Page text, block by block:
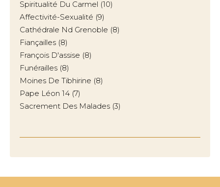
Spiritualité Du Carmel (10)
Affectivité-Sexualité (9)
Cathédrale Nd Grenoble (8)
Fiançailles (8)
François D'assise (8)
Funérailles (8)
Moines De Tibhirine (8)
Pape Léon 14 (7)
Sacrement Des Malades (3)